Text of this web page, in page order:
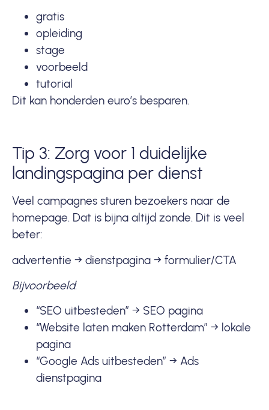
gratis
opleiding
stage
voorbeeld
tutorial
Dit kan honderden euro’s besparen.
Tip 3: Zorg voor 1 duidelijke
landingspagina per dienst
Veel campagnes sturen bezoekers naar de
homepage. Dat is bijna altijd zonde. Dit is veel
beter:
advertentie → dienstpagina → formulier/CTA
Bijvoorbeeld:
“SEO uitbesteden” → SEO pagina
“Website laten maken Rotterdam” → lokale
pagina
“Google Ads uitbesteden” → Ads
dienstpagina